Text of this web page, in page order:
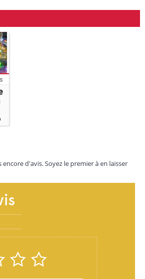
encore d'avis. Soyez le premier à en laisser